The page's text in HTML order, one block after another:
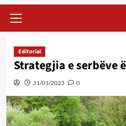
Menu
Editorial
Strategjia e serbëve
31/01/2023 0